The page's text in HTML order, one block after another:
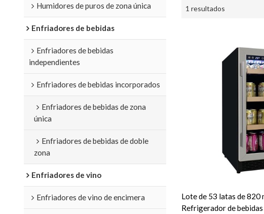
Humidores de puros de zona única
Enfriadores de bebidas
Enfriadores de bebidas
independientes
Enfriadores de bebidas incorporados
Enfriadores de bebidas de zona
única
Enfriadores de bebidas de doble
zona
Enfriadores de vino
Enfriadores de vino de encimera
1 resultados
Lote de 53 latas de 820
Refrigerador de